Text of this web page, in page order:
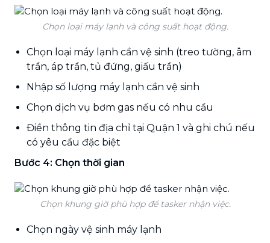
Chọn loại máy lạnh và công suất hoạt động.
Chọn loại máy lạnh cần vệ sinh (treo tường, âm
trần, áp trần, tủ đứng, giấu trần)
Nhập số lượng máy lạnh cần vệ sinh
Chọn dịch vụ bơm gas nếu có nhu cầu
Điền thông tin địa chỉ tại Quận 1 và ghi chú nếu
có yêu cầu đặc biệt
Bước 4: Chọn thời gian
Chọn khung giờ phù hợp để tasker nhận việc.
Chọn ngày vệ sinh máy lạnh